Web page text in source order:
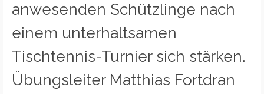
anwesenden Schützlinge nach
einem unterhaltsamen
Tischtennis-Turnier sich stärken.
Übungsleiter Matthias Fortdran